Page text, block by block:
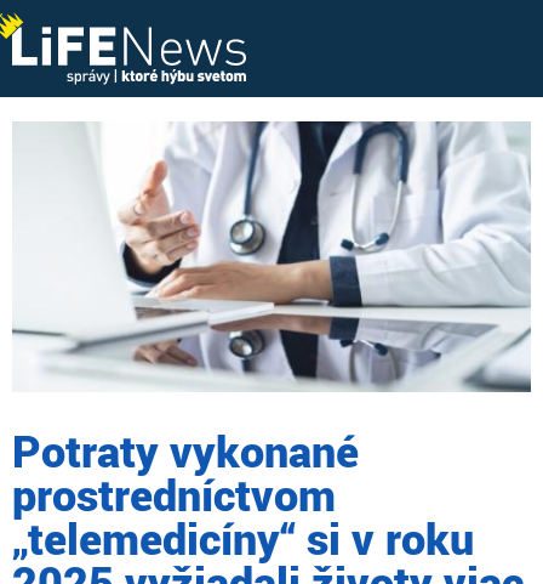
Potraty vykonané
prostredníctvom
„telemedicíny“ si v roku